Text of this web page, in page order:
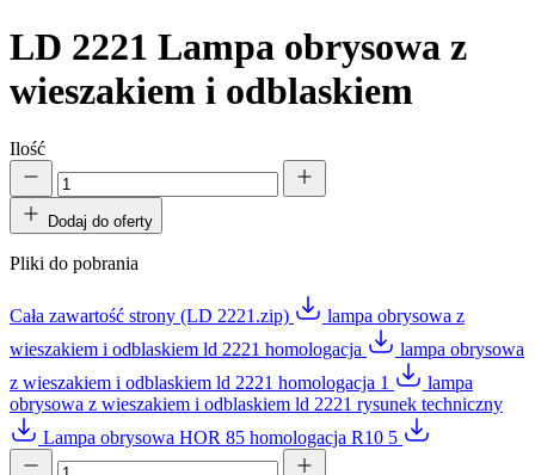
LD 2221 Lampa obrysowa z
wieszakiem i odblaskiem
Ilość
Dodaj do oferty
Pliki do pobrania
Cała zawartość strony (LD 2221.zip)
lampa obrysowa z
wieszakiem i odblaskiem ld 2221 homologacja
lampa obrysowa
z wieszakiem i odblaskiem ld 2221 homologacja 1
lampa
obrysowa z wieszakiem i odblaskiem ld 2221 rysunek techniczny
Lampa obrysowa HOR 85 homologacja R10 5